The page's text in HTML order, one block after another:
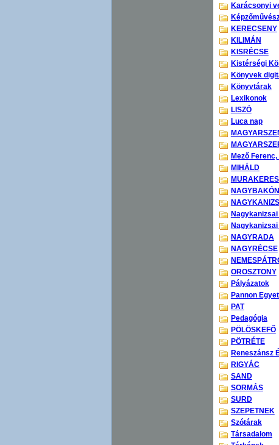
Karácsonyi
KERECSENY
KILIMÁN
KISRÉCSE
Kistérségi
Könyvek
Könyvtárak
Lexikonok
LISZÓ
Luca nap
Mező Ferenc,
MIHÁLD
NAGYRADA
NAGYRÉCSE
OROSZTONY
Pályázatok
Pannon
PAT
Pedagógia
PÖLÖSKEFŐ
PÖTRÉTE
Reneszánsz
RIGYÁC
SAND
SORMÁS
SURD
SZEPETNEK
Szótárak
Társadalom